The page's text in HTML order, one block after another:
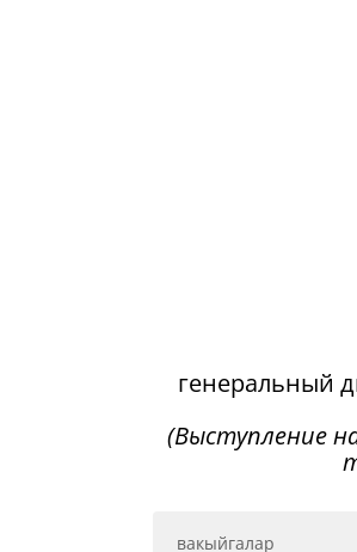
генеральный
(Выступление
вакыйгалар